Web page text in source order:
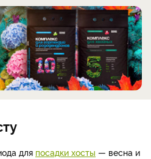
для посадки хосты — весна и